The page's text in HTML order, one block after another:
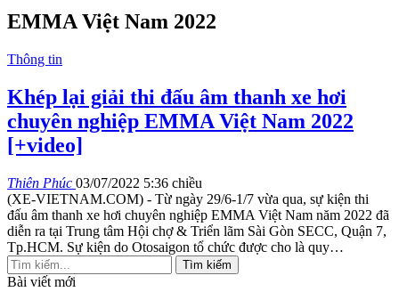
EMMA Việt Nam 2022
Thông tin
Khép lại giải thi đấu âm thanh xe hơi
chuyên nghiệp EMMA Việt Nam 2022
[+video]
Thiên Phúc 03/07/2022 5:36 chiều
(XE-VIETNAM.COM) - Từ ngày 29/6-1/7 vừa qua, sự kiện thi
đấu âm thanh xe hơi chuyên nghiệp EMMA Việt Nam năm 2022 đã
diễn ra tại Trung tâm Hội chợ & Triển lãm Sài Gòn SECC, Quận 7,
Tp.HCM. Sự kiện do Otosaigon tổ chức được cho là quy…
Bài viết mới